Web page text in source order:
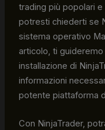
trading più popolari
potresti chiederti se
sistema operativo
articolo, ti
installazione di
informazioni
potente piattaforma
Con NinjaTrader,